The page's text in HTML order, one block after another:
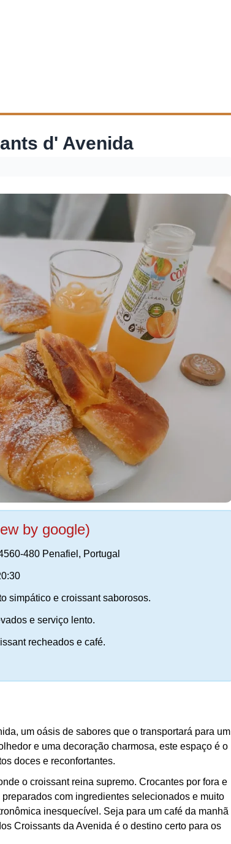
d' Avenida
by google)
480 Penafiel, Portugal
simpático e croissant saborosos.
e serviço lento.
recheados e café.
um oásis de sabores que o transportará para um
e uma decoração charmosa, este espaço é o
doces e reconfortantes.
o croissant reina supremo. Crocantes por fora e
com ingredientes selecionados e muito
inesquecível. Seja para um café da manhã
Croissants da Avenida é o destino certo para os